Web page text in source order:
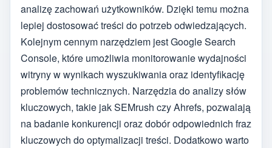
analizę zachowań użytkowników. Dzięki temu można
lepiej dostosować treści do potrzeb odwiedzających.
Kolejnym cennym narzędziem jest Google Search
Console, które umożliwia monitorowanie wydajności
witryny w wynikach wyszukiwania oraz identyfikację
problemów technicznych. Narzędzia do analizy słów
kluczowych, takie jak SEMrush czy Ahrefs, pozwalają
na badanie konkurencji oraz dobór odpowiednich fraz
kluczowych do optymalizacji treści. Dodatkowo warto